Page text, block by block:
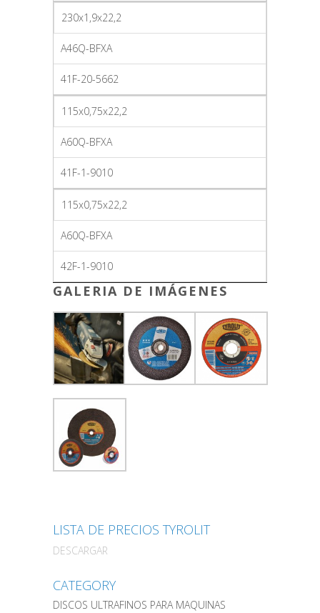
230x1,9x22,2
A46Q-BFXA
41F-20-5662
115x0,75x22,2
A60Q-BFXA
41F-1-9010
115x0,75x22,2
A60Q-BFXA
42F-1-9010
GALERIA DE IMÁGENES
LISTA DE PRECIOS TYROLIT
DESCARGAR
CATEGORY
DISCOS ULTRAFINOS PARA MAQUINAS